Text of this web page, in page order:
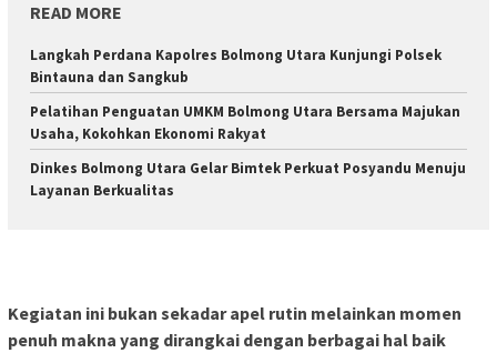
READ MORE
Langkah Perdana Kapolres Bolmong Utara Kunjungi Polsek
Bintauna dan Sangkub
Pelatihan Penguatan UMKM Bolmong Utara Bersama Majukan
Usaha, Kokohkan Ekonomi Rakyat
Dinkes Bolmong Utara Gelar Bimtek Perkuat Posyandu Menuju
Layanan Berkualitas
Kegiatan ini bukan sekadar apel rutin melainkan momen
penuh makna yang dirangkai dengan berbagai hal baik